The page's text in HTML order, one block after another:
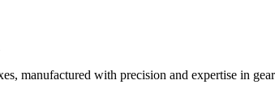
manufactured with precision and expertise in